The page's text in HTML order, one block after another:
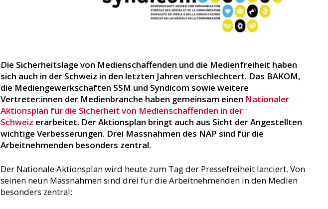
Die Sicherheitslage von Medienschaffenden und die Medienfreiheit haben
sich auch in der Schweiz in den letzten Jahren verschlechtert. Das BAKOM,
die Mediengewerkschaften SSM und Syndicom sowie weitere
Vertreter:innen der Medienbranche haben gemeinsam einen Nationaler
Aktionsplan für die Sicherheit von Medienschaffenden in der
Schweiz erarbeitet. Der Aktionsplan bringt auch aus Sicht der Angestellten
wichtige Verbesserungen. Drei Massnahmen des NAP sind für die
Arbeitnehmenden besonders zentral.
Der Nationale Aktionsplan wird heute zum Tag der Pressefreiheit lanciert. Von
seinen neun Massnahmen sind drei für die Arbeitnehmenden in den Medien
besonders zentral: